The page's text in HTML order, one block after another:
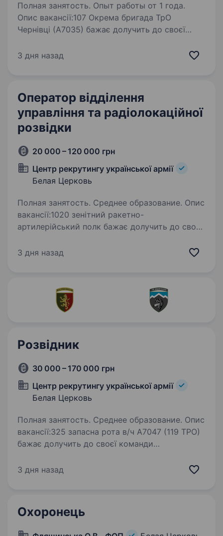
Полная занятость. Опыт работы от 1 года.
Опис вакансії:107 Окрема бригада ТрО
Чернівці (А7035) бажає долучить до своєї
«Оператор відділення збору та обробки
3 дня назад
Оператор відділення
управління та радіолокаційної
розвідки
20 000 – 120 000 грн
Центр рекрутингу української армії
Белая Церковь
Полная занятость. Среднее образование. Опис
вакансії:1020 зенітний ракетно-
артилерійський полк бажає долучить до своєї
«Оператор відділення управління
3 дня назад
Розвідник
30 000 – 170 000 грн
Центр рекрутингу української армії
Белая Церковь
Полная занятость. Среднее образование. Опис
вакансії:325 запасна рота в/ч А7047 (119 ТРО)
бажає долучить до своєї команди
РОЗВІДНИК. 119-та окрема бригада
3 дня назад
Охоронець